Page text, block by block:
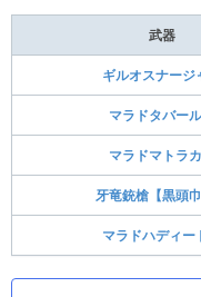
武器
ギルオスナージ
マラドタバー
マラドマトラ
牙竜銃槍【黒頭
マラドハディー